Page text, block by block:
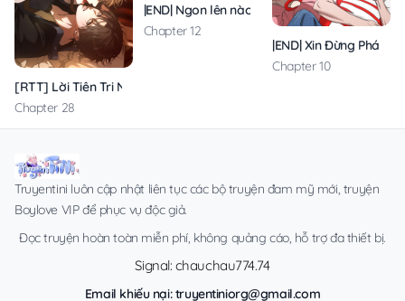
[RTT] Lời Tiên Tri Ngọt Ngào Trong Nét Mực
Chapter 28
|END| Ngon lên nào! Nhăm nhăm~
Chapter 12
|END| Xin Đừng Phá Vỡ
Chapter 10
Truyentini luôn cập nhật liên tục các bộ truyện đam mỹ mới, truyện
Boylove VIP để phục vụ độc giả.
Đọc truyện hoàn toàn miễn phí, không quảng cáo, hỗ trợ đa thiết bị.
Signal: chauchau774.74
Email khiếu nại:truyentiniorg@gmail.com